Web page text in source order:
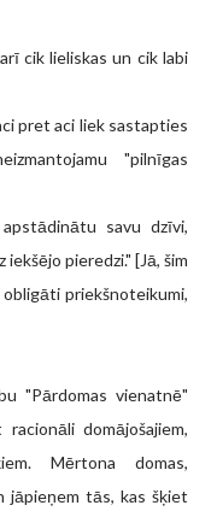
cik lieliskas un cik labi
pret aci liek sastapties
"pilnīgas
savu dzīvi,
pieredzi." [Jā, šim
priekšnoteikumi,
"Pārdomas vienatnē"
domājošajiem,
Mērtona domas,
jāpieņem tās, kas šķiet